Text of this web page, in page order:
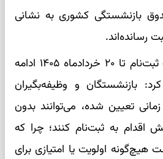
بازنشستگی کشوری به نشانی
وی با بیان اینکه مهلت ثبت‌نام تا ۲۰ خردادماه ۱۴۰۵ ادامه
بازنشستگان و وظیفه‌بگیران
تعیین شده، می‌توانند بدون
اقدام به ثبت‌نام کنند؛ چرا که
هیچ‌گونه اولویت یا امتیازی برای